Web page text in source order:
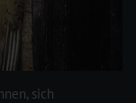
sich